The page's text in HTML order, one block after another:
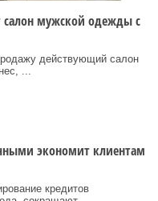
салон мужской одежды с
действующий салон
...
экономит клиентам
кредитов